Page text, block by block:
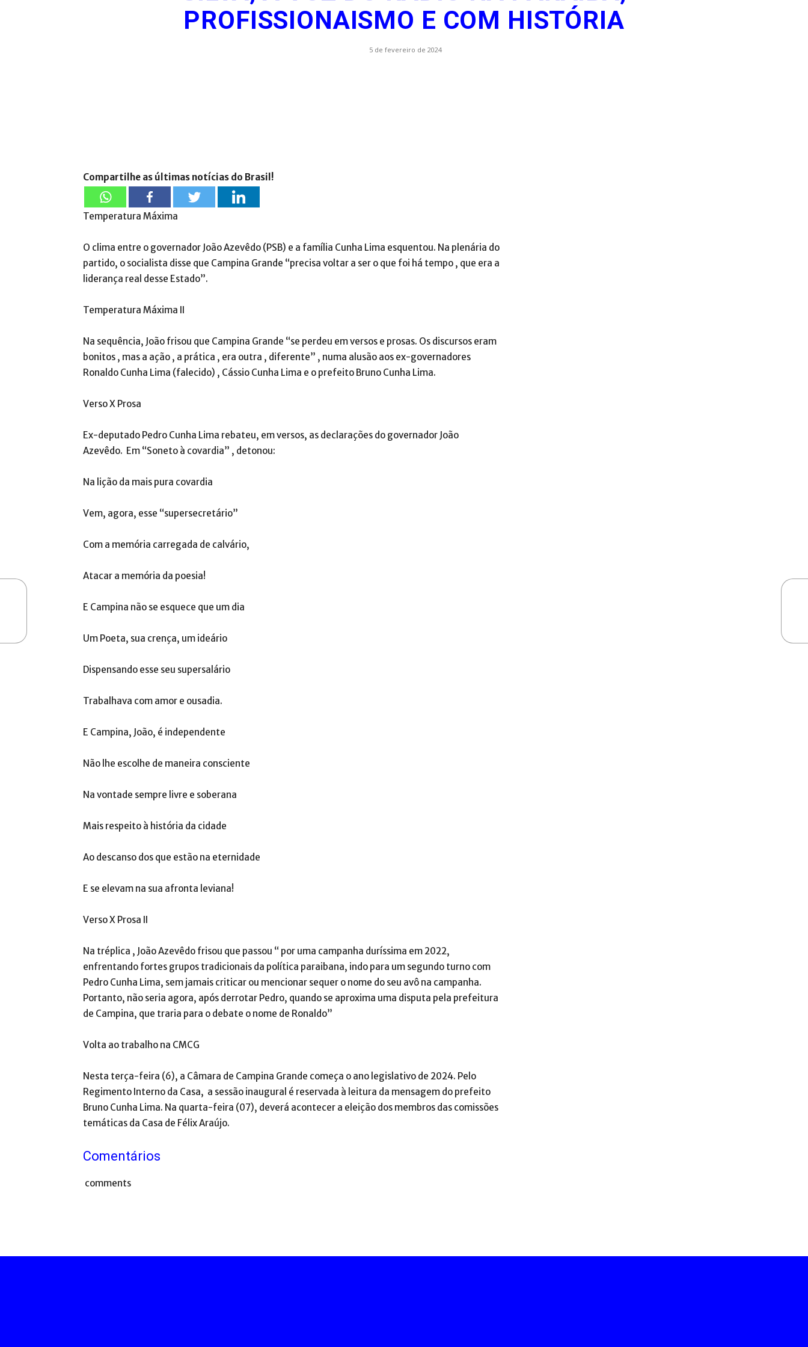
PROFISSIONAISMO E COM HISTÓRIA
5 de fevereiro de 2024
Compartilhe as últimas notícias do Brasil!
Temperatura Máxima
O clima entre o governador João Azevêdo (PSB) e a família Cunha Lima esquentou. Na plenária do
partido, o socialista disse que Campina Grande “precisa voltar a ser o que foi há tempo , que era a
liderança real desse Estado”.
Temperatura Máxima II
Na sequência, João frisou que Campina Grande “se perdeu em versos e prosas. Os discursos eram
bonitos , mas a ação , a prática , era outra , diferente” , numa alusão aos ex-governadores
Ronaldo Cunha Lima (falecido) , Cássio Cunha Lima e o prefeito Bruno Cunha Lima.
Verso X Prosa
Ex-deputado Pedro Cunha Lima rebateu, em versos, as declarações do governador João
Azevêdo. Em “Soneto à covardia” , detonou:
Na lição da mais pura covardia
Vem, agora, esse “supersecretário”
Com a memória carregada de calvário,
Atacar a memória da poesia!
E Campina não se esquece que um dia
Um Poeta, sua crença, um ideário
Dispensando esse seu supersalário
Trabalhava com amor e ousadia.
E Campina, João, é independente
Não lhe escolhe de maneira consciente
Na vontade sempre livre e soberana
Mais respeito à história da cidade
Ao descanso dos que estão na eternidade
E se elevam na sua afronta leviana!
Verso X Prosa II
Na tréplica , João Azevêdo frisou que passou “ por uma campanha duríssima em 2022,
enfrentando fortes grupos tradicionais da política paraibana, indo para um segundo turno com
Pedro Cunha Lima, sem jamais criticar ou mencionar sequer o nome do seu avô na campanha.
Portanto, não seria agora, após derrotar Pedro, quando se aproxima uma disputa pela prefeitura
de Campina, que traria para o debate o nome de Ronaldo”
Volta ao trabalho na CMCG
Nesta terça-feira (6), a Câmara de Campina Grande começa o ano legislativo de 2024. Pelo
Regimento Interno da Casa, a sessão inaugural é reservada à leitura da mensagem do prefeito
Bruno Cunha Lima. Na quarta-feira (07), deverá acontecer a eleição dos membros das comissões
temáticas da Casa de Félix Araújo.
Comentários
comments